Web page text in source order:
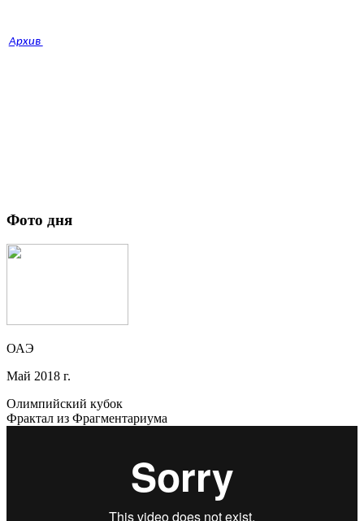
Архив
Фото дня
ОАЭ
Май 2018 г.
Олимпийский кубок
Фрактал из Фрагментариума